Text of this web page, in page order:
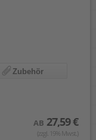
Zubehör
AB 27,59 €
(zzgl. 19% Mwst.)